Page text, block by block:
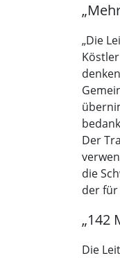
„Die
Der
die
der für
„142
Die